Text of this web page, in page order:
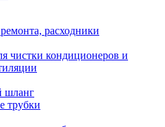
расходники
чистки кондиционеров и
шланг
трубки